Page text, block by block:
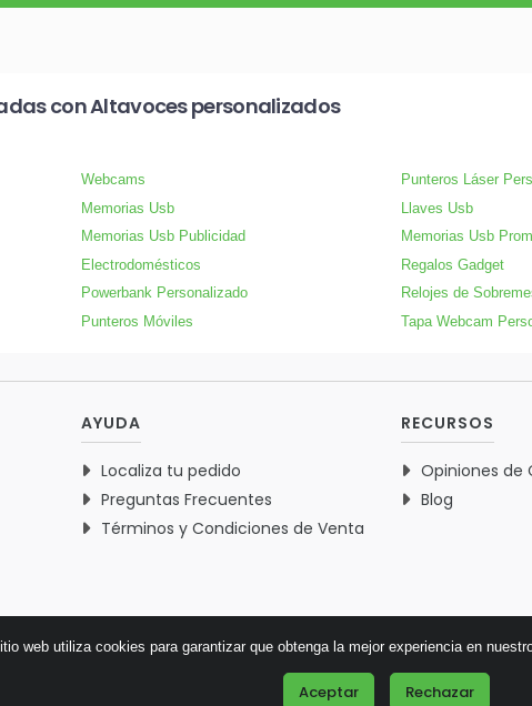
con Altavoces personalizados
Webcams Punteros Láser
Memorias Usb Llaves Usb
Memorias Usb Publicidad Memorias Usb
Electrodomésticos Regalos Gadget
Powerbank Personalizado Relojes de
Punteros Móviles Tapa Webcam
AYUDA
Localiza tu pedido
Preguntas Frecuentes
Términos y Condiciones de Venta
RECURSOS
Opiniones de
Blog
© 2026 Verdementa.es - Todos los derechos
web utiliza cookies para garantizar que obtenga la mejor experiencia en
Aceptar Rechazar